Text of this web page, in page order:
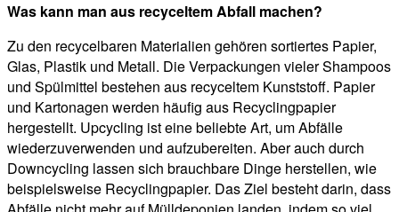
Was kann man aus recyceltem Abfall machen?
Zu den recycelbaren Materialien gehören sortiertes Papier,
Glas, Plastik und Metall. Die Verpackungen vieler Shampoos
und Spülmittel bestehen aus recyceltem Kunststoff. Papier
und Kartonagen werden häufig aus Recyclingpapier
hergestellt. Upcycling ist eine beliebte Art, um Abfälle
wiederzuverwenden und aufzubereiten. Aber auch durch
Downcycling lassen sich brauchbare Dinge herstellen, wie
beispielsweise Recyclingpapier. Das Ziel besteht darin, dass